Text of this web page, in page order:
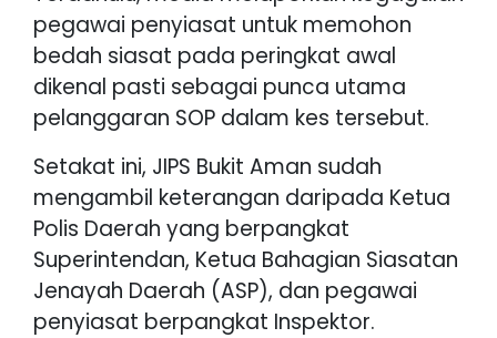
pegawai penyiasat untuk memohon
bedah siasat pada peringkat awal
dikenal pasti sebagai punca utama
pelanggaran SOP dalam kes tersebut.
Setakat ini, JIPS Bukit Aman sudah
mengambil keterangan daripada Ketua
Polis Daerah yang berpangkat
Superintendan, Ketua Bahagian Siasatan
Jenayah Daerah (ASP), dan pegawai
penyiasat berpangkat Inspektor.